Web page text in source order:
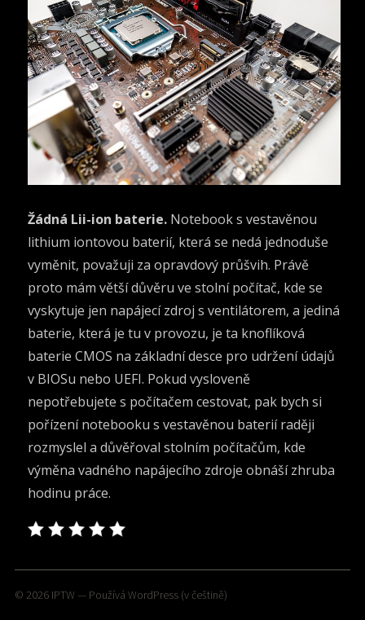
Žádná Lii-ion baterie. Notebook s vestavěnou
lithium iontovou baterií, která se nedá jednoduše
vyměnit, považuji za opravdový průšvih. Právě
proto mám větší důvěru ve stolní počítač, kde se
vyskytuje jen napájecí zdroj s ventilátorem, a jediná
baterie, která je tu v provozu, je ta knoflíková
baterie CMOS na základní desce pro udržení údajů
v BIOSu nebo UEFI. Pokud vysloveně
nepotřebujete s počítačem cestovat, pak bych si
pořízení notebooku s vestavěnou baterií raději
rozmyslel a důvěřoval stolním počítačům, kde
výměna vadného napájecího zdroje obnáší zhruba
hodinu práce.
© 2026 IPTW — Používá WordPress(v češtině)